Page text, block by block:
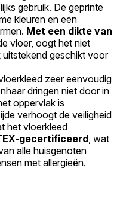
gebruik. De geprinte
kleuren en een
Met een dikte van
vloer, oogt het niet
uitstekend geschikt voor
zeer eenvoudig
dringen niet door in
oppervlak is
verhoogt de veiligheid
het vloerkleed
gecertificeerd, wat
alle huisgenoten
met allergieën.